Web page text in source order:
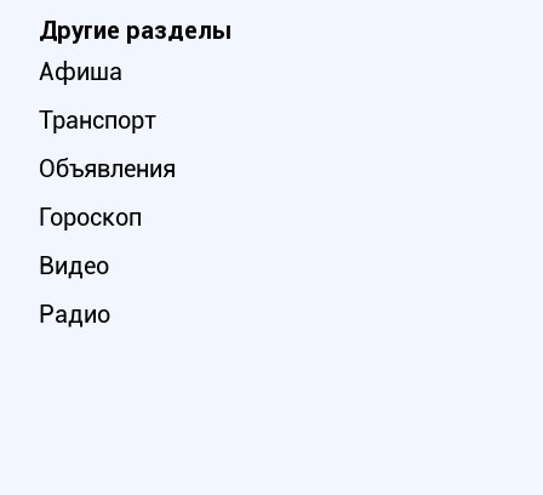
Другие разделы
Афиша
Транспорт
Объявления
Гороскоп
Видео
Радио